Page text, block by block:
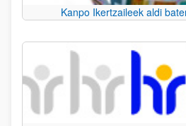
Kanpo Ikertzaileek aldi